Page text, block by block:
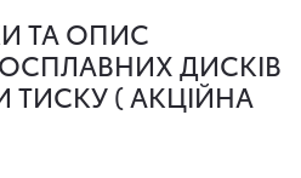
ТА ОПИС
ДИСКІВ
ТИСКУ ( АКЦІЙНА